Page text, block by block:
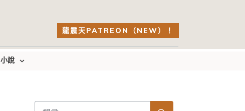
龍震天PATREON（NEW）！
小說